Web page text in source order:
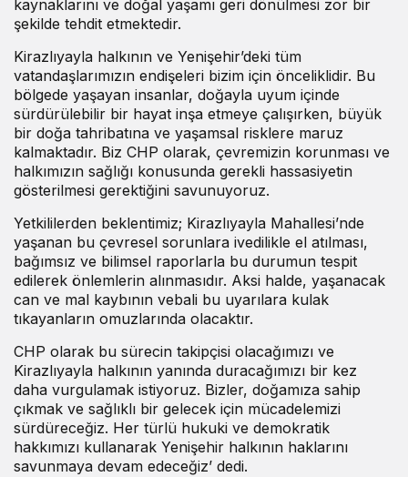
kaynaklarını ve doğal yaşamı geri dönülmesi zor bir
şekilde tehdit etmektedir.
Kirazlıyayla halkının ve Yenişehir’deki tüm
vatandaşlarımızın endişeleri bizim için önceliklidir. Bu
bölgede yaşayan insanlar, doğayla uyum içinde
sürdürülebilir bir hayat inşa etmeye çalışırken, büyük
bir doğa tahribatına ve yaşamsal risklere maruz
kalmaktadır. Biz CHP olarak, çevremizin korunması ve
halkımızın sağlığı konusunda gerekli hassasiyetin
gösterilmesi gerektiğini savunuyoruz.
Yetkililerden beklentimiz; Kirazlıyayla Mahallesi’nde
yaşanan bu çevresel sorunlara ivedilikle el atılması,
bağımsız ve bilimsel raporlarla bu durumun tespit
edilerek önlemlerin alınmasıdır. Aksi halde, yaşanacak
can ve mal kaybının vebali bu uyarılara kulak
tıkayanların omuzlarında olacaktır.
CHP olarak bu sürecin takipçisi olacağımızı ve
Kirazlıyayla halkının yanında duracağımızı bir kez
daha vurgulamak istiyoruz. Bizler, doğamıza sahip
çıkmak ve sağlıklı bir gelecek için mücadelemizi
sürdüreceğiz. Her türlü hukuki ve demokratik
hakkımızı kullanarak Yenişehir halkının haklarını
savunmaya devam edeceğiz’ dedi.